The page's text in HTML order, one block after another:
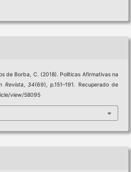
de Borba, C. (2018). Políticas Afirmativas na
Revista, 34(69), p.151–191. Recuperado de
view/58095